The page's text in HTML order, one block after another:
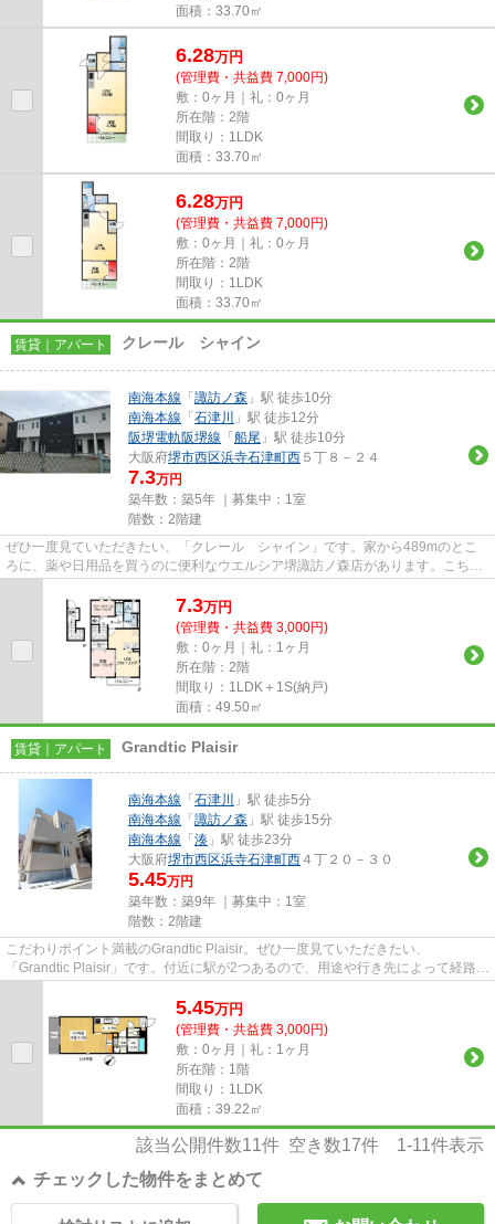
面積：33.70㎡
6.28万円
(管理費・共益費 7,000円)
敷：0ヶ月｜礼：0ヶ月
所在階：2階
間取り：1LDK
面積：33.70㎡
6.28万円
(管理費・共益費 7,000円)
敷：0ヶ月｜礼：0ヶ月
所在階：2階
間取り：1LDK
面積：33.70㎡
賃貸｜アパート クレール シャイン
南海本線 「 諏訪ノ森 」駅 徒歩10分
南海本線 「 石津川
」駅 徒歩12分
阪堺電軌阪堺線 「 船尾 」駅 徒歩10分
大阪府堺市西区浜寺石津町西 ５丁８－２４
7.3万円
築年数：築5年 ｜募集中： 1室
階数：2階建
ぜひ一度見ていただきたい、「クレール シャイン」です。家から489mのとこ
ろに、薬や日用品を買うのに便利なウエルシア堺諏訪ノ森店があります。こちら
7.3万円
(管理費・共益費 3,000円)
敷：0ヶ月｜礼：1ヶ月
所在階：2階
間取り：1LDK＋1S(納戸)
面積：49.50㎡
賃貸｜アパート Grandtic Plaisir
南海本線 「 石津川
」駅 徒歩5分
南海本線 「 諏訪ノ森 」駅 徒歩15分
南海本線 「 湊 」駅 徒歩23分
大阪府堺市西区浜寺石津町西 ４丁２０－３０
5.45万円
築年数：築9年 ｜募集中： 1室
階数：2階建
こだわりポイント満載のGrandtic Plaisir。ぜひ一度見ていただきたい、
「Grandtic Plaisir」です。付近に駅が2つあるので、用途や行き先によって経路を
5.45万円
(管理費・共益費 3,000円)
敷：0ヶ月｜礼：1ヶ月
所在階：1階
間取り：1LDK
面積：39.22㎡
該当公開件数11件 空き数17件 1-11件表示
チェックした物件をまとめて